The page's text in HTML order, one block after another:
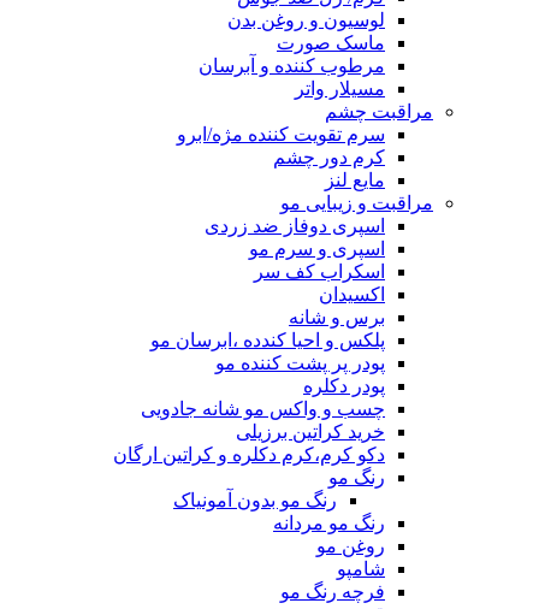
لوسیون و روغن بدن
ماسک صورت
مرطوب کننده و آبرسان
مسیلار واتر
مراقبت چشم
سرم تقویت کننده مژه/ابرو
کرم دور چشم
مایع لنز
مراقبت و زیبایی مو
اسپری دوفاز ضد زردی
اسپری و سرم مو
اسکراب کف سر
اکسیدان
برس و شانه
پلکس و احیا کندده ،ابرسان مو
پودر پر پشت کننده مو
پودر دکلره
چسب و واکس مو شانه جادویی
خرید کراتین برزیلی
دکو کرم،کرم دکلره و کراتین ارگان
رنگ مو
رنگ مو بدون آمونیاک
رنگ مو مردانه
روغن مو
شامپو
فرچه رنگ مو